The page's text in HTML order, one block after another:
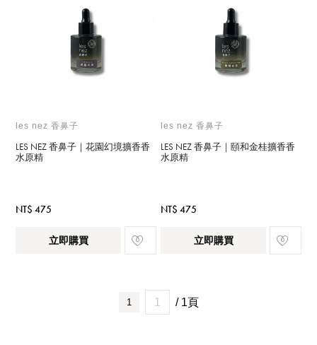
les nez 香鼻子
LES NEZ 香鼻子｜花園幻境擴香香
水原精
NT$ 475
立即購買
les nez 香鼻子
LES NEZ 香鼻子｜頤和金桂擴香香
水原精
NT$ 475
立即購買
1 / 1頁